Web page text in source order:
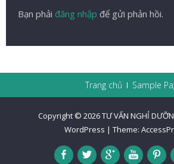
Bạn phải đăng nhập để gửi phản hồi.
Trang chủ Sample
Copyright © 2026TƯ VẤN NGHỈ
WordPress | Theme: